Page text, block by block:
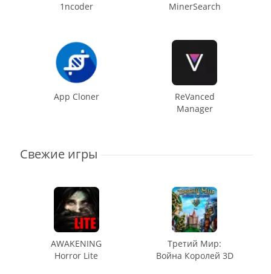
1ncoder MinerSearch
App Cloner
ReVanced
Manager
Свежие игры
AWAKENING
Horror Lite
Третий Мир:
Война Королей 3D